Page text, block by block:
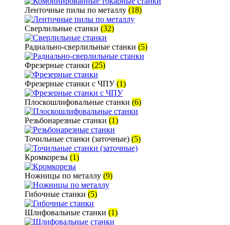
Ленточные пилы по металлу (18)
Сверлильные станки (32)
Радиально-сверлильные станки (5)
Фрезерные станки (25)
Фрезерные станки с ЧПУ(1)
Плоскошлифовальные станки (6)
Резьбонарезные станки (1)
Точильные станки (заточные) (5)
Кромкорезы (1)
Ножницы по металлу (9)
Гибочные станки (5)
Шлифовальные станки (1)